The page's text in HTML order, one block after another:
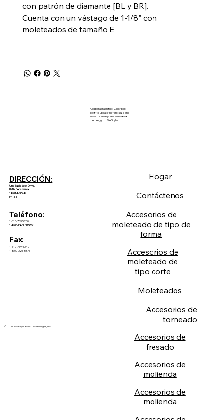
con patrón de diamante [BL y BR].
Cuenta con un vástago de 1-1/8" con
moleteados de tamaño E
Add paragraph text. Click “Edit
Text” to update the font, size and
more. To change and reuse text
themes, go to Site Styles.
DIRECCIÓN:
Una Eagle Rock Drive.
Bath, Pensilvania
18014-9648
EE.UU
Teléfono:
1-610-759-5200
1-800-EAGLEROCK
Fax:
1-610-759-4340
1-800-324-5376
© 2035 por Eagle Rock Technologies, Inc.
Hogar
Contáctenos
Accesorios de
moleteado de tipo de
forma
Accesorios de
moleteado de
tipo corte
Moleteados
Accesorios de
torneado
Accesorios de
fresado
Accesorios de
molienda
Accesorios de
molienda